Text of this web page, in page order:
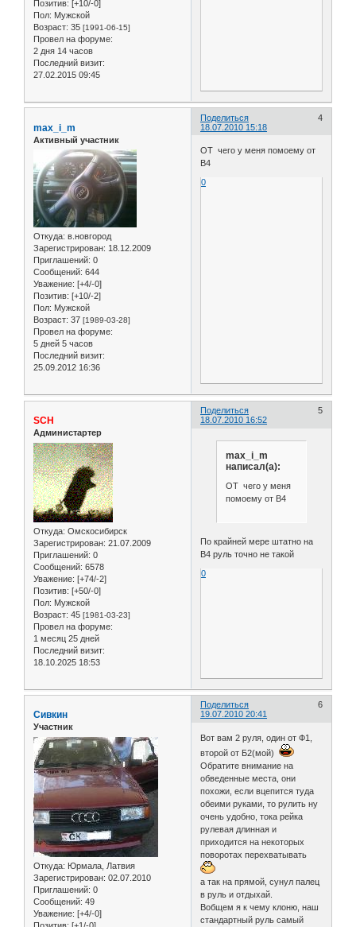
Позитив: [+10/-0]
Пол: Мужской
Возраст: 35 [1991-06-15]
Провел на форуме:
2 дня 14 часов
Последний визит:
27.02.2015 09:45
Поделиться
4
18.07.2010 15:18
max_i_m
Активный участник
Откуда: в.новгород
Зарегистрирован: 18.12.2009
Приглашений: 0
Сообщений: 644
Уважение: [+4/-0]
Позитив: [+10/-2]
Пол: Мужской
Возраст: 37 [1989-03-28]
Провел на форуме:
5 дней 5 часов
Последний визит:
25.09.2012 16:36
ОТ чего у меня помоему от
В4
0
Поделиться
5
18.07.2010 16:52
SCH
Администартер
Откуда: Омскосибирск
Зарегистрирован: 21.07.2009
Приглашений: 0
Сообщений: 6578
Уважение: [+74/-2]
Позитив: [+50/-0]
Пол: Мужской
Возраст: 45 [1981-03-23]
Провел на форуме:
1 месяц 25 дней
Последний визит:
18.10.2025 18:53
max_i_m
написал(а):
ОТ чего у меня
помоему от В4
По крайней мере штатно на
B4 руль точно не такой
0
Поделиться
6
19.07.2010 20:41
Сивкин
Участник
Откуда: Юрмала, Латвия
Зарегистрирован: 02.07.2010
Приглашений: 0
Сообщений: 49
Уважение: [+4/-0]
Вот вам 2 руля, один от Ф1,
второй от Б2(мой)
Обратите внимание на
обведенные места, они
похожи, если вцепится туда
обеими руками, то рулить ну
очень удобно, тока рейка
рулевая длинная и
приходится на некоторых
поворотах перехватывать
а так на прямой, сунул палец
в руль и отдыхай.
Вобщем я к чему клоню, наш
стандартный руль самый